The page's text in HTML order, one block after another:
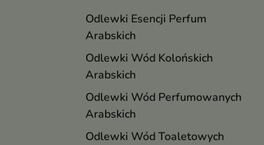
Odlewki Esencji Perfum
Arabskich
Odlewki Wód Kolońskich
Arabskich
Odlewki Wód Perfumowanych
Arabskich
Odlewki Wód Toaletowych